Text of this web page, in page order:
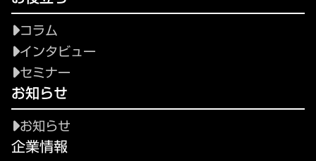
コラム
インタビュー
セミナー
お知らせ
お知らせ
企業情報